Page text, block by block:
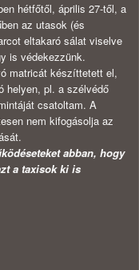
hétfőtől, április 27-től, a
az utasok (és
eltakaró sálat viselve
is védekezzünk.
matricát készíttetett el,
helyen, pl. a szélvédő
csatoltam. A
nem kifogásolja az
abban, hogy
a taxisok ki is